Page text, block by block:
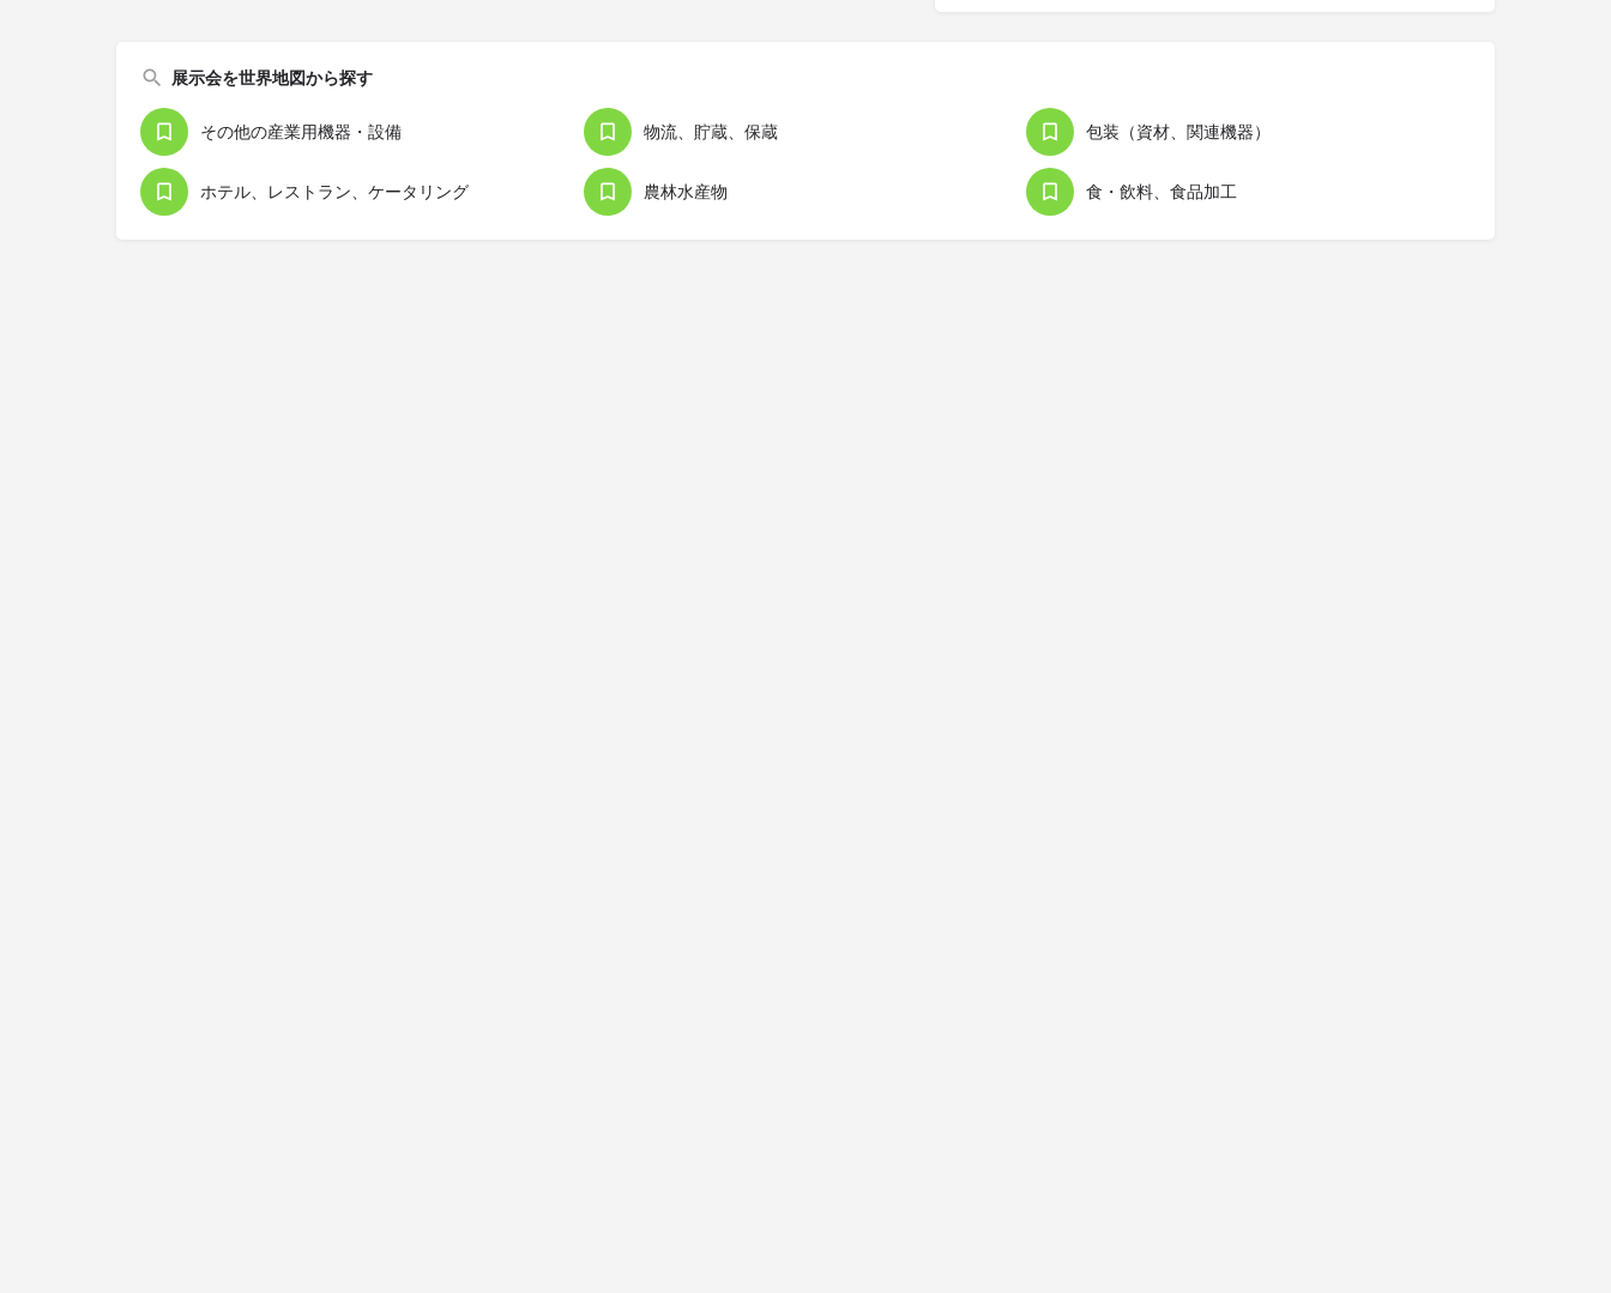
展示会を世界地図から探す
その他の産業用機器・設備 物流、貯蔵、保蔵 包装（資材、関連機器）
ホテル、レストラン、ケータリング 農林水産物 食・飲料、食品加工